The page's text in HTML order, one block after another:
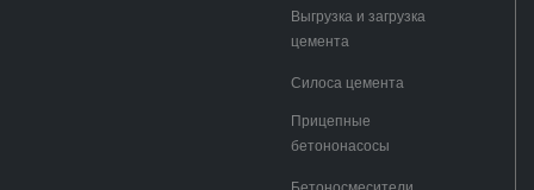
Выгрузка и загрузка
цемента
Силоса цемента
Прицепные
бетононасосы